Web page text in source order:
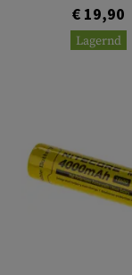
€ 19,90
Lagernd